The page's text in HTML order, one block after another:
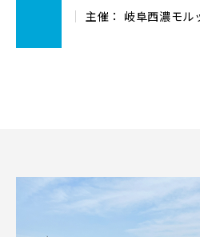
主催： 岐阜西濃モル